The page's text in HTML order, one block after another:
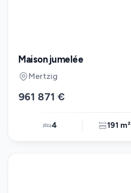
Maison jumelée
Mertzig
961 871 €
4 191 m²